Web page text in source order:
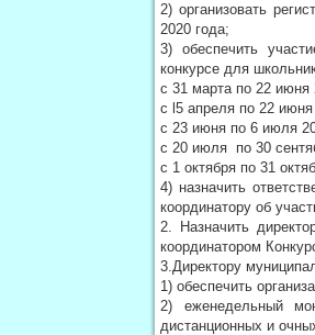
2) организовать
2020 года;
3) обеспечить
конкурсе для
с 31 марта по 22 июня
с l5 апреля по 22
с 23 июня по 6 июля
с 20 июля по 30
с 1 октября по 31
4) назначить
координатору об
2. Назначить
координатором
3.Директору
1) обеспечить
2) еженедельный
дистанционных и